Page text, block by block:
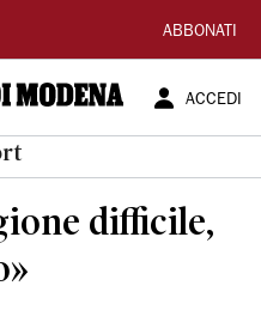
ABBONATI
ACCEDI
difficile,